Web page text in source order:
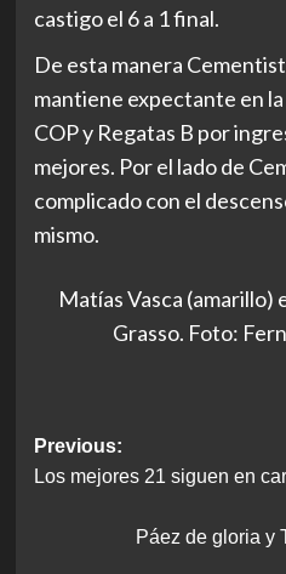
castigo el 6 a 1 final.
De esta manera
mantiene expectante en
COP y Regatas B por
mejores. Por el lado de
complicado con el
mismo.
Matías Vasca (amarillo)
Grasso. Foto:
Post
navigation
Previous:
Los mejores 21 siguen en
Páez de gloria y